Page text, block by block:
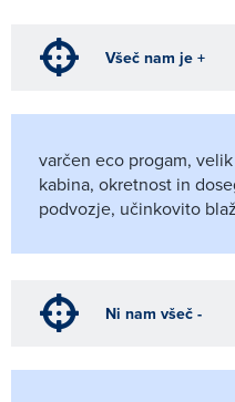
Všeč nam je +
varčen eco progam,
kabina, okretnost in
podvozje, učinkovito
Ni nam všeč -